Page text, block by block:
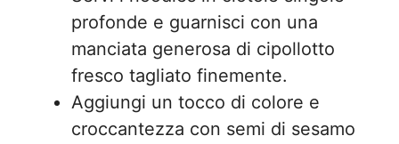
profonde e guarnisci con una
manciata generosa di cipollotto
fresco tagliato finemente.
Aggiungi un tocco di colore e
croccantezza con semi di sesamo